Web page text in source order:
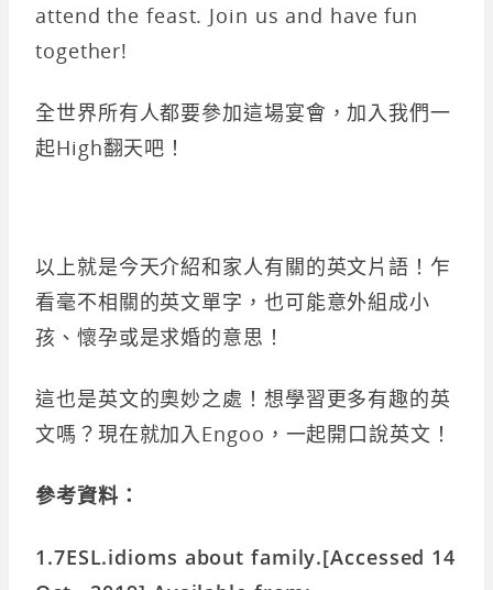
attend the feast. Join us and have fun
together!
全世界所有人都要參加這場宴會，加入我們一
起High翻天吧！
以上就是今天介紹和家人有關的英文片語！乍
看毫不相關的英文單字，也可能意外組成小
孩、懷孕或是求婚的意思！
這也是英文的奧妙之處！想學習更多有趣的英
文嗎？現在就加入Engoo，一起開口說英文！
參考資料：
1.7ESL.idioms about family.[Accessed 14